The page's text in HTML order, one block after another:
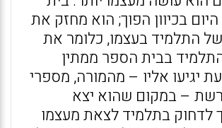
בכיוון הפוך; הוא מחזק את
התלמיד בעצמו, כלומר את
בבית הספר ממתין
יגיעו אליו – מהמורה, מספרי
– במקום שהוא יצא
לדחוק בתלמיד לצאת מעצמו